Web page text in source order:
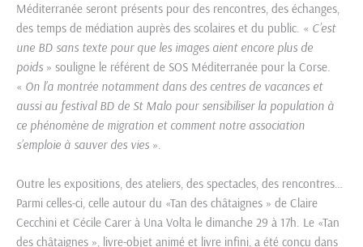
Méditerranée seront présents pour des rencontres, des échanges,
des temps de médiation auprès des scolaires et du public. « C’est
une BD sans texte pour que les images aient encore plus de
poids » souligne le référent de SOS Méditerranée pour la Corse.
« On l’a montrée notamment dans des centres de vacances et
aussi au festival BD de St Malo pour sensibiliser la population à
ce phénomène de migration et comment notre association
s’emploie à sauver des vies ».
Outre les expositions, des ateliers, des spectacles, des rencontres…
Parmi celles-ci, celle autour du «Tan des châtaignes » de Claire
Cecchini et Cécile Carer à Una Volta le dimanche 29 à 17h. Le «Tan
des châtaignes », livre-objet animé et livre infini, a été conçu dans